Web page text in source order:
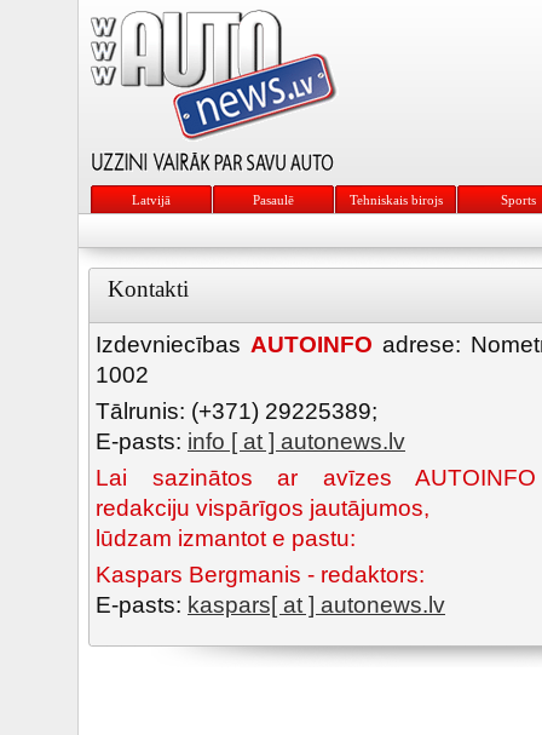
Latvijā Pasaulē Tehniskais birojs Sports
Kontakti
Izdevniecības AUTOINFO adrese:
1002
Tālrunis: (+371) 29225389;
E-pasts: info [ at ] autonews.lv
Lai sazinātos ar avīzes AUTOINFO
redakciju vispārīgos jautājumos,
lūdzam izmantot e pastu:
Kaspars Bergmanis - redaktors:
E-pasts: kaspars[ at ] autonews.lv